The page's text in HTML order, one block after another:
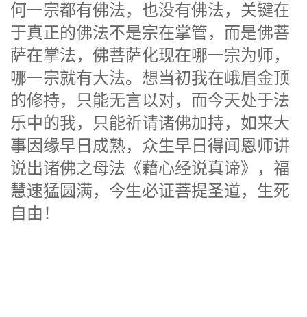
何一宗都有佛法，也没有佛法，关键在
于真正的佛法不是宗在掌管，而是佛菩
萨在掌法，佛菩萨化现在哪一宗为师，
哪一宗就有大法。想当初我在峨眉金顶
的修持，只能无言以对，而今天处于法
乐中的我，只能祈请诸佛加持，如来大
事因缘早日成熟，众生早日得闻恩师讲
说出诸佛之母法《藉心经说真谛》，福
慧速猛圆满，今生必证菩提圣道，生死
自由！